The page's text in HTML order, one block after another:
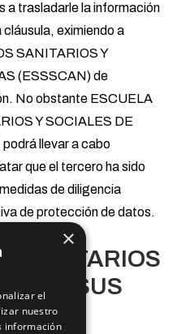
a trasladarle la información
eximiendo a
SANITARIOS Y
(ESSSCAN) de
No obstante ESCUELA
Y SOCIALES DE
llevar a cabo
que el tercero ha sido
de diligencia
de protección de datos.
SUS
×
el
nuestro
información